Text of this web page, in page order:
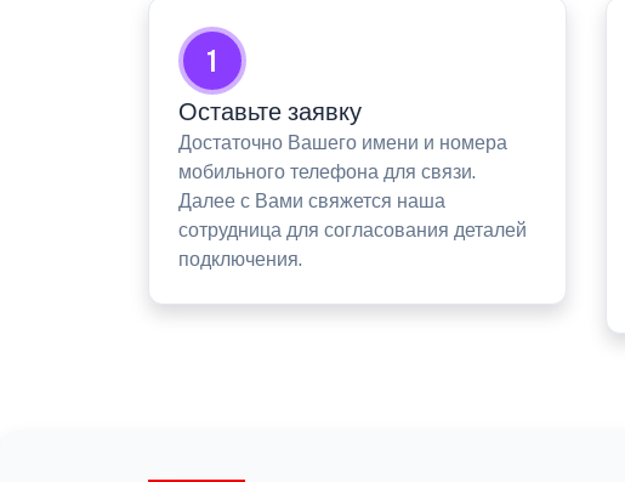
1
Оставьте заявку
Достаточно Вашего имени и номера
мобильного телефона для связи.
Далее с Вами свяжется наша
сотрудница для согласования деталей
подключения.